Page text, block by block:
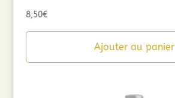
8,50€
Ajouter au panier